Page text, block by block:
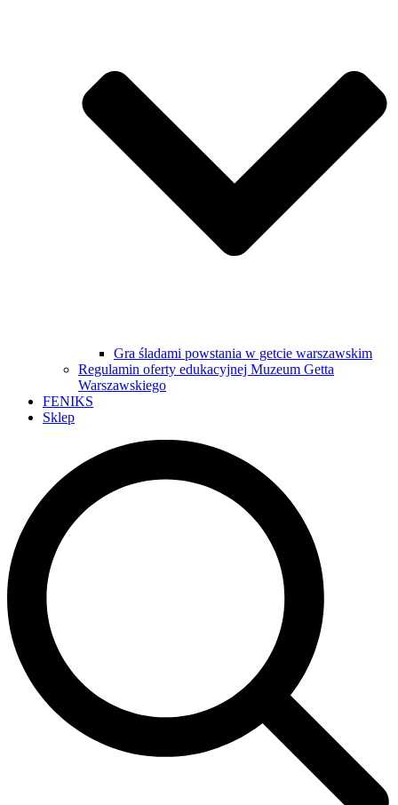
Gra śladami powstania w getcie warszawskim
Regulamin oferty edukacyjnej Muzeum Getta
Warszawskiego
FENIKS
Sklep